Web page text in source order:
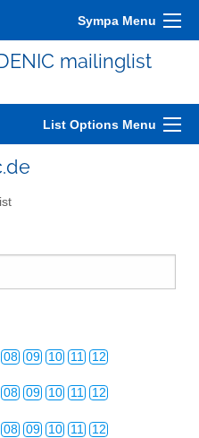
Sympa Menu
mailinglist
List Options Menu
08 09 10 11 12
08 09 10 11 12
08 09 10 11 12